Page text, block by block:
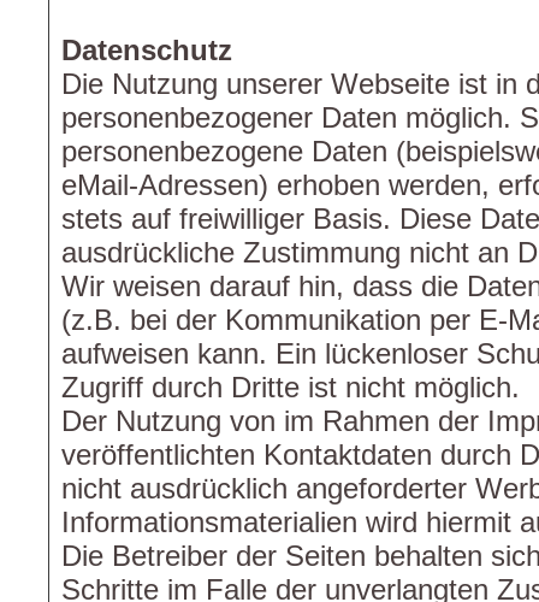
Datenschutz
Die Nutzung unserer Webseite ist in
personenbezogener Daten möglich.
personenbezogene Daten
eMail-Adressen) erhoben werden,
stets auf freiwilliger Basis. Diese
ausdrückliche Zustimmung nicht an
Wir weisen darauf hin, dass die
(z.B. bei der Kommunikation per E-
aufweisen kann. Ein lückenloser
Zugriff durch Dritte ist nicht möglich.
Der Nutzung von im Rahmen der
veröffentlichten Kontaktdaten durch
nicht ausdrücklich angeforderter
Informationsmaterialien wird hiermit
Die Betreiber der Seiten behalten
Schritte im Falle der unverlangten